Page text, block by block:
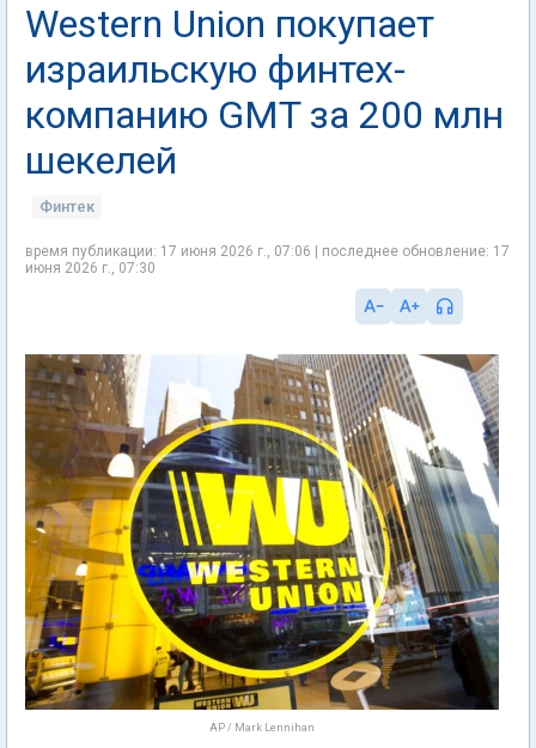
Western Union покупает
израильскую финтех-
компанию GMT за 200 млн
шекелей
Финтек
время публикации: 17 июня 2026 г., 07:06 | последнее обновление: 17
июня 2026 г., 07:30
AP / Mark Lennihan